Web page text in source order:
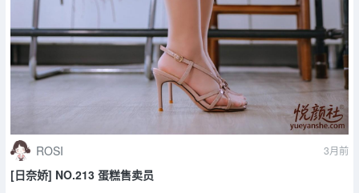
ROSI 3月前
[日奈娇] NO.213 蛋糕售卖员